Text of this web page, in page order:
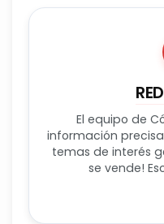
El equipo de
información
temas de interés
se vende!